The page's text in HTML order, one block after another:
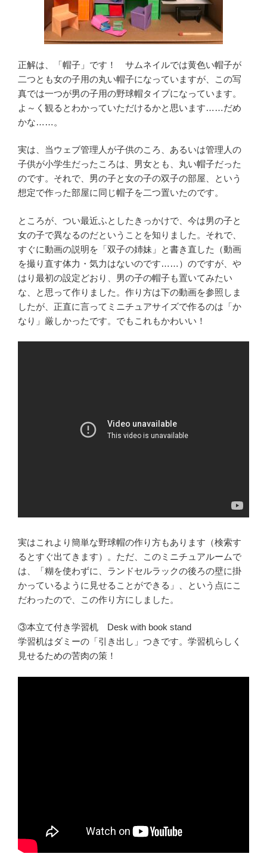
正解は、「帽子」です！ サムネイルでは黄色い帽子が
二つとも女の子用の丸い帽子になっていますが、この写
真では一つが男の子用の野球帽タイプになっています。
よ～く観るとわかっていただけるかと思います……だめ
かな……。
実は、当ウェブ管理人が子供のころ、あるいは管理人の
子供が小学生だったころは、男女とも、丸い帽子だった
のです。それで、男の子と女の子の双子の部屋、という
想定で作った部屋に同じ帽子を二つ置いたのです。
ところが、つい最近ふとしたきっかけで、今は男の子と
女の子で異なるのだということを知りました。それで、
すぐに動画の説明を「双子の姉妹」と書き直した（動画
を撮り直す体力・気力はないのです……）のですが、や
はり最初の設定どおり、男の子の帽子も置いてみたい
な、と思って作りました。作り方は下の動画を参照しま
したが、正直に言ってミニチュアサイズで作るのは「か
なり」厳しかったです。でもこれもかわいい！
実はこれより簡単な野球帽の作り方もあります（検索す
るとすぐ出てきます）。ただ、このミニチュアルームで
は、「糊を使わずに、ランドセルラックの後ろの壁に掛
かっているように見せることができる」、という点にこ
だわったので、この作り方にしました。
③本立て付き学習机 Desk with book stand
学習机はダミーの「引き出し」つきです。学習机らしく
見せるための苦肉の策！